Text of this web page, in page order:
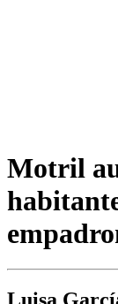
Motril